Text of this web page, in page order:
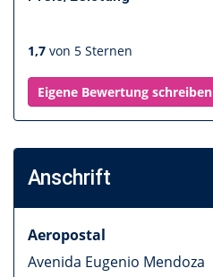
1,7 von 5 Sternen
Eigene Bewertung schreiben
Anschrift
Aeropostal
Avenida Eugenio Mendoza